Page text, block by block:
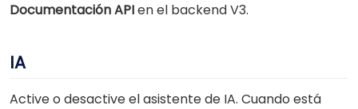
Documentación APIen el backend V3.
IA
Active o desactive el asistente de IA. Cuando está